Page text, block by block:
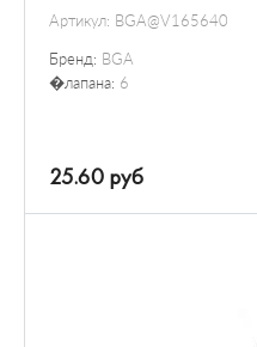
Артикул: BGA@V165640
Бренд: BGA
�лапана: 6
25.60 руб